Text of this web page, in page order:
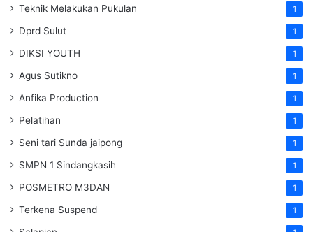
Teknik Melakukan Pukulan 1
Dprd Sulut 1
DIKSI YOUTH 1
Agus Sutikno 1
Anfika Production 1
Pelatihan 1
Seni tari Sunda jaipong 1
SMPN 1 Sindangkasih 1
POSMETRO M3DAN 1
Terkena Suspend 1